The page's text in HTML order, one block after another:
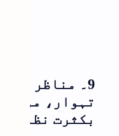
9۔ مناظر
تہوار،
بکثرت نظمیں